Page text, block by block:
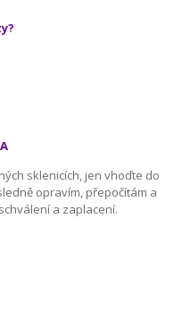
sklenicích, jen vhoďte do
opravím, přepočítám a
a zaplacení.